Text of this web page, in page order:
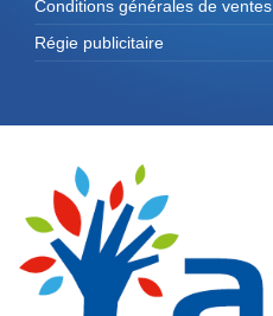
Conditions générales de ventes
Régie publicitaire